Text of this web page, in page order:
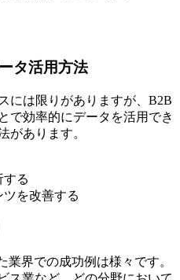
タ活用方法
には限りがありますが、B2B
で効率的にデータを活用でき
があります。
する
を改善する
界での成功例は様々です。